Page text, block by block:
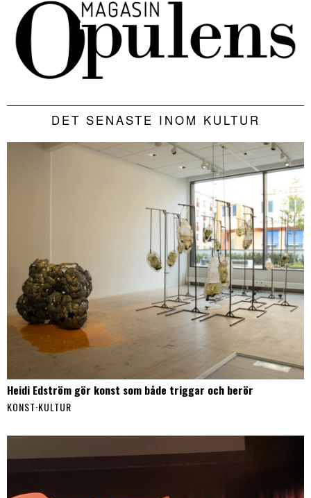
DET SENASTE INOM KULTUR
Heidi Edström gör konst som både triggar och berör
KONST·KULTUR